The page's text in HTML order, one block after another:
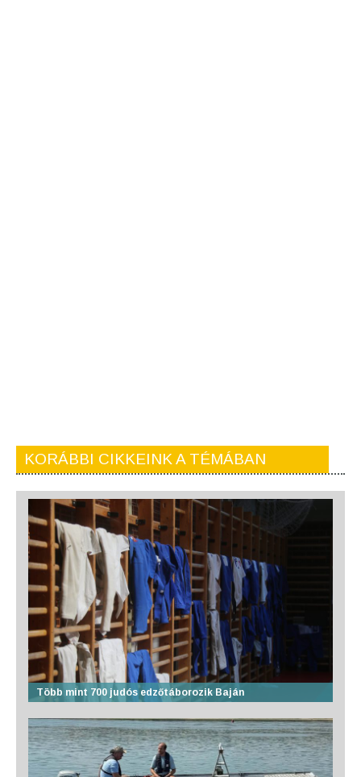
KORÁBBI CIKKEINK A TÉMÁBAN
Több mint 700 judós edzőtáborozik Baján